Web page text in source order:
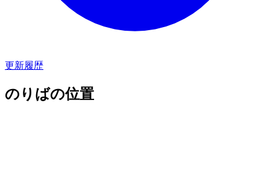
更新履歴
のりばの位置